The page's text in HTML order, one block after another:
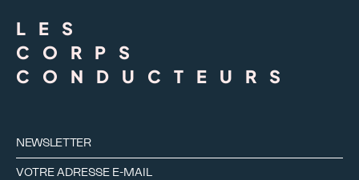
LES
CORPS
CONDUCTEURS
NEWSLETTER